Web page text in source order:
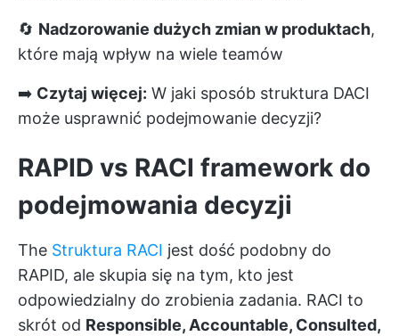
🔄 Nadzorowanie dużych zmian w produktach,
które mają wpływ na wiele teamów
➡️ Czytaj więcej: W jaki sposób struktura DACI
może usprawnić podejmowanie decyzji?
RAPID vs RACI framework do
podejmowania decyzji
The Struktura RACI jest dość podobny do
RAPID, ale skupia się na tym, kto jest
odpowiedzialny do zrobienia zadania. RACI to
skrót od Responsible, Accountable, Consulted,